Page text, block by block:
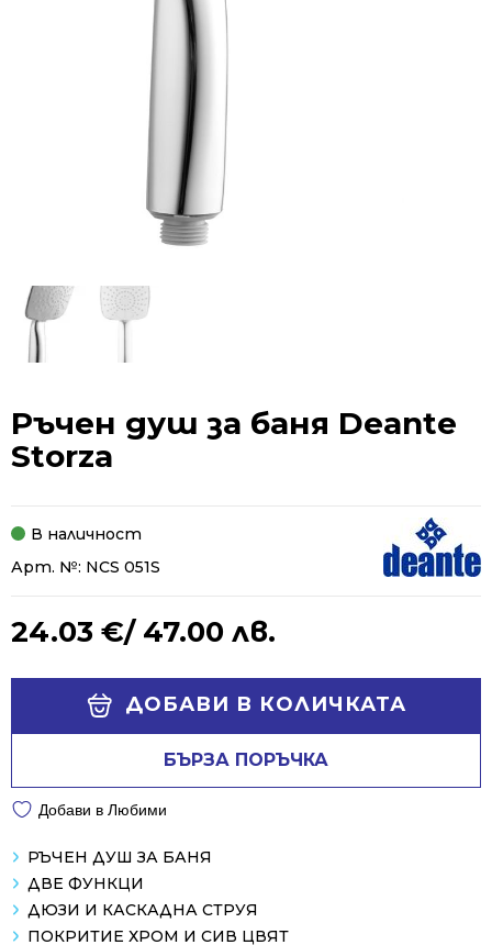
Ръчен душ за баня Deante
Storza
В наличност
Арт. №: NCS 051S
24.03 €/ 47.00 лв.
ДОБАВИ В КОЛИЧКАТА
БЪРЗА ПОРЪЧКА
Добави в Любими
РЪЧЕН ДУШ ЗА БАНЯ
ДВЕ ФУНКЦИ
ДЮЗИ И КАСКАДНА СТРУЯ
ПОКРИТИЕ ХРОМ И СИВ ЦВЯТ